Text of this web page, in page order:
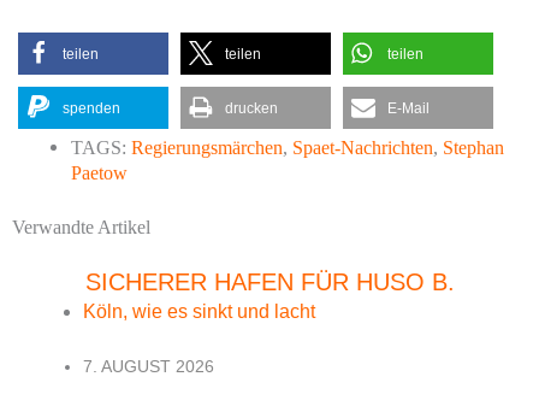
teilen teilen teilen
spenden drucken E-Mail
TAGS:Regierungsmärchen, Spaet-Nachrichten, Stephan
Paetow
Verwandte Artikel
SICHERER HAFEN FÜR HUSO B.
Köln, wie es sinkt und lacht
7. AUGUST 2026